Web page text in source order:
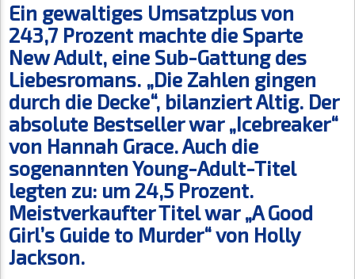
Ein gewaltiges Umsatzplus von
243,7 Prozent machte die Sparte
New Adult, eine Sub-Gattung des
Liebesromans. „Die Zahlen gingen
durch die Decke“, bilanziert Altig. Der
absolute Bestseller war „Icebreaker“
von Hannah Grace. Auch die
sogenannten Young-Adult-Titel
legten zu: um 24,5 Prozent.
Meistverkaufter Titel war „A Good
Girl’s Guide to Murder“ von Holly
Jackson.